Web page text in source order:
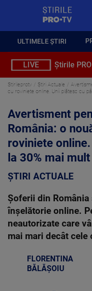
ULTIMELE ȘTIRI
LIVE Știrile
Stirileprotv Știri Actuale
cu roviniete online. Unii plătesc cu
Avertisment
România: o
roviniete
la 30% mai mult
ȘTIRI ACTUALE
Șoferii din
înşelătorie online.
neautorizate care
mai mari decât cele
FLORENTINA
BĂLĂȘOIU